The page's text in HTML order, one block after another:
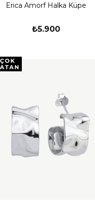
Erica Amorf Halka Küpe
₺5.900